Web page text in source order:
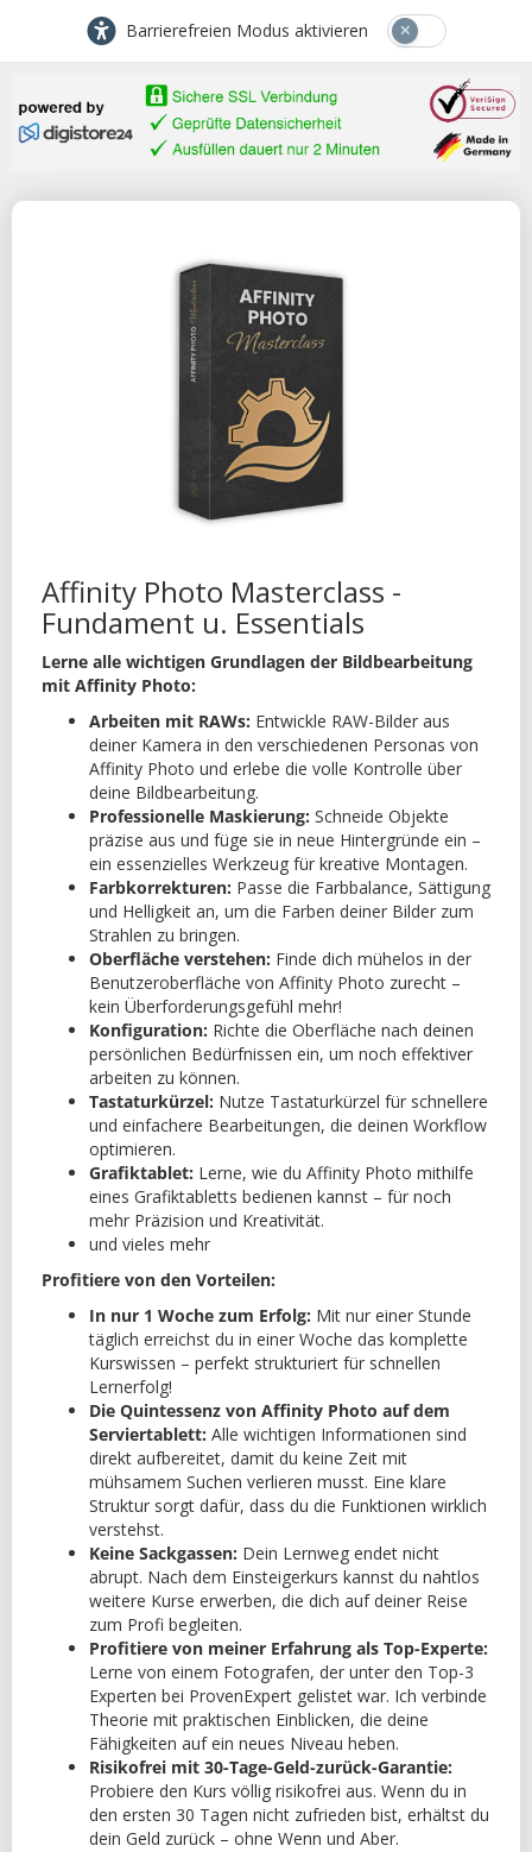
Barrierefreien Modus aktivieren
Affinity Photo Masterclass -
Fundament u. Essentials
Lerne alle wichtigen Grundlagen der Bildbearbeitung
mit Affinity Photo:
Arbeiten mit RAWs: Entwickle RAW-Bilder aus
deiner Kamera in den verschiedenen Personas von
Affinity Photo und erlebe die volle Kontrolle über
deine Bildbearbeitung.
Professionelle Maskierung: Schneide Objekte
präzise aus und füge sie in neue Hintergründe ein –
ein essenzielles Werkzeug für kreative Montagen.
Farbkorrekturen: Passe die Farbbalance, Sättigung
und Helligkeit an, um die Farben deiner Bilder zum
Strahlen zu bringen.
Oberfläche verstehen: Finde dich mühelos in der
Benutzeroberfläche von Affinity Photo zurecht –
kein Überforderungsgefühl mehr!
Konfiguration: Richte die Oberfläche nach deinen
persönlichen Bedürfnissen ein, um noch effektiver
arbeiten zu können.
Tastaturkürzel: Nutze Tastaturkürzel für schnellere
und einfachere Bearbeitungen, die deinen Workflow
optimieren.
Grafiktablet: Lerne, wie du Affinity Photo mithilfe
eines Grafiktabletts bedienen kannst – für noch
mehr Präzision und Kreativität.
und vieles mehr
Profitiere von den Vorteilen:
In nur 1 Woche zum Erfolg: Mit nur einer Stunde
täglich erreichst du in einer Woche das komplette
Kurswissen – perfekt strukturiert für schnellen
Lernerfolg!
Die Quintessenz von Affinity Photo auf dem
Serviertablett: Alle wichtigen Informationen sind
direkt aufbereitet, damit du keine Zeit mit
mühsamem Suchen verlieren musst. Eine klare
Struktur sorgt dafür, dass du die Funktionen wirklich
verstehst.
Keine Sackgassen: Dein Lernweg endet nicht
abrupt. Nach dem Einsteigerkurs kannst du nahtlos
weitere Kurse erwerben, die dich auf deiner Reise
zum Profi begleiten.
Profitiere von meiner Erfahrung als Top-Experte:
Lerne von einem Fotografen, der unter den Top-3
Experten bei ProvenExpert gelistet war. Ich verbinde
Theorie mit praktischen Einblicken, die deine
Fähigkeiten auf ein neues Niveau heben.
Risikofrei mit 30-Tage-Geld-zurück-Garantie:
Probiere den Kurs völlig risikofrei aus. Wenn du in
den ersten 30 Tagen nicht zufrieden bist, erhältst du
dein Geld zurück – ohne Wenn und Aber.